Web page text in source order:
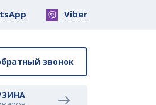
Viber
звонок